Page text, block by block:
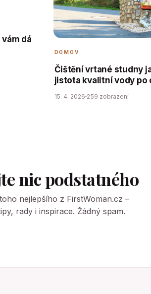
dá
DOMOV
Čištění vrtané studny
jistota kvalitní vody po
15. 4. 2026 259 zobrazení
nic podstatného
nejlepšího z FirstWoman.cz –
rady i inspirace. Žádný spam.